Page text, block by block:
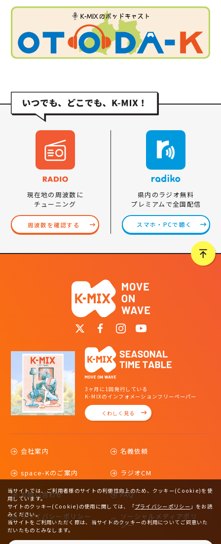
現在地の周波数に
チューニング
周波数を確認する
県内のラジオ無料
プレミアムで全国配信
スマホ・PCで聴く
3ヶ月に1回発行している
K-MIXのインフォメーションフリーペーパー
くわしく見る
会社案内 名義依頼
space-Kのご案内 ラジオCM
お問い合わせ FAQ
プライバシーポリシー
ソーシャルメディアポリ
シー
当サイトでは、ご利用者様のサイトの利便性向上のため、クッキー(Cookie)を使
用しています。
サイトのクッキー(Cookie)の使用に関しては、
「プライバシーポリシー 」をお読
みください。
当サイトをご利用いただく際は、当サイトのクッキーの利用についてご同意いた
だいたものとみなします。